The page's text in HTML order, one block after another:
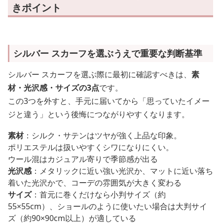
きポイント
シルバー スカーフを選ぶうえで重要な判断基準
シルバー スカーフを選ぶ際に最初に確認すべきは、 素
材・光沢感・サイズの3点です。
この3つを外すと、手元に届いてから「思っていたイメー
ジと違う」という後悔につながりやすくなります。
素材：シルク・サテンはツヤが強く上品な印象。
ポリエステルは扱いやすくシワになりにくい。
ウール混はカジュアル寄りで季節感が出る
光沢感：メタリックに近い強い光沢か、マットに近い落ち
着いた光沢かで、コーデの雰囲気が大きく変わる
サイズ：首元に巻くだけなら小判サイズ（約
55×55cm）、ショールのように使いたい場合は大判サイ
ズ（約90×90cm以上）が適している